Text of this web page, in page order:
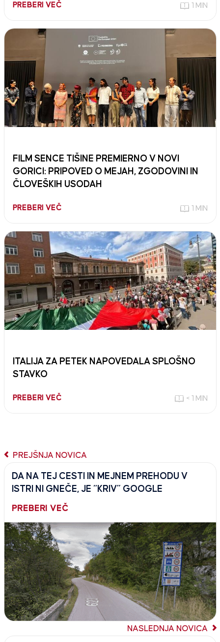
PREBERI VEČ 1 MIN
FILM SENCE TIŠINE PREMIERNO V NOVI
GORICI: PRIPOVED O MEJAH, ZGODOVINI IN
ČLOVEŠKIH USODAH
PREBERI VEČ 1 MIN
ITALIJA ZA PETEK NAPOVEDALA SPLOŠNO
STAVKO
PREBERI VEČ < 1 MIN
PREJŠNJA NOVICA
DA NA TEJ CESTI IN MEJNEM PREHODU V
ISTRI NI GNEČE, JE “KRIV” GOOGLE
PREBERI VEČ
NASLEDNJA NOVICA